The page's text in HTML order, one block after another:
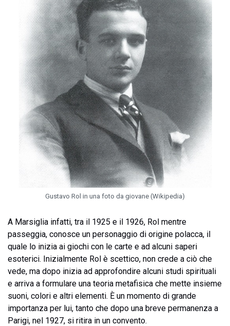
Gustavo Rol in una foto da giovane (Wikipedia)
A Marsiglia infatti, tra il 1925 e il 1926, Rol mentre
passeggia, conosce un personaggio di origine polacca, il
quale lo inizia ai giochi con le carte e ad alcuni saperi
esoterici. Inizialmente Rol è scettico, non crede a ciò che
vede, ma dopo inizia ad approfondire alcuni studi spirituali
e arriva a formulare una teoria metafisica che mette insieme
suoni, colori e altri elementi. È un momento di grande
importanza per lui, tanto che dopo una breve permanenza a
Parigi, nel 1927, si ritira in un convento.